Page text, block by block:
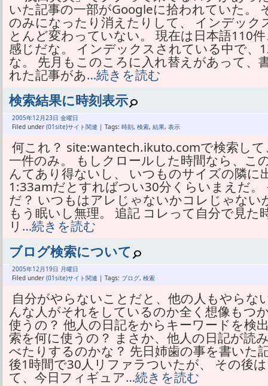
いた記事の一部がGoogleに拾われていた。
のみになったり消えたりして、 インデック
とんど変わっていない。 現在は日本語110
感じだな。 インデックスされている中で、
な。 先月もこのころに入れ替えがあって、
れた記事があ…続きを読む
検索結果に時刻表示
2005年12月23日 金曜日
Filed under (01site)サイト関連 | Tags: 時刻, 検索, 結果, 表示
何これ？ site:wantech.ikuto.comで検索し
一件のみ。 もしクロールした時間なら、こ
んてあり得ないし、 いつものサイズの隣に
1:33amだとすればつい30分くらいまえだ
だ？ いつもはアレじゃないかコレじゃな
もう眠いし無理。 追記 コレって自分で見
リ …続きを読む
ブログ検索について
2005年12月 19日 月曜日
Filed under (01site)サイト関連 | Tags: ブログ, 検索
自分がやらないことだと、他の人もやらな
んな人がそれをしているのか全く想像もつ
使うの？ 他人の日記をからキーワードを検
索を何に使うの？ まさか、他人の日記が読
べたりするのかな？ 先日姉歯の事を書いた
後1時間で30人リファラついたが、 その後
て、今日フィギュア…続きを読む